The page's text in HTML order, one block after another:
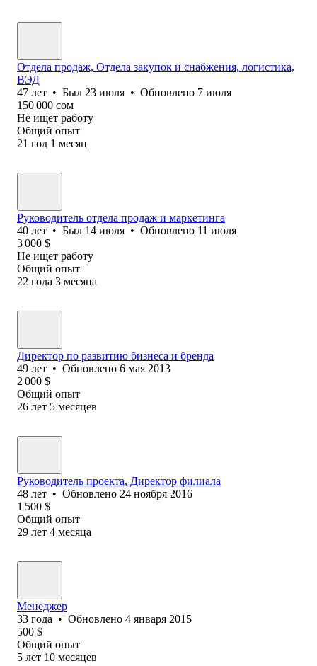
Отдела продаж, Отдела закупок и снабжения, логистика,
ВЭД
47 лет • Был 23 июля • Обновлено 7 июля
150 000 сом
Не ищет работу
Общий опыт
21 год 1 месяц
Руководитель отдела продаж и маркетинга
40 лет • Был 14 июля • Обновлено 11 июля
3 000 $
Не ищет работу
Общий опыт
22 года 3 месяца
Директор по развитию бизнеса и бренда
49 лет • Обновлено 6 мая 2013
2 000 $
Общий опыт
26 лет 5 месяцев
Руководитель проекта, Директор филиала
48 лет • Обновлено 24 ноября 2016
1 500 $
Общий опыт
29 лет 4 месяца
Менеджер
33 года • Обновлено 4 января 2015
500 $
Общий опыт
5 лет 10 месяцев